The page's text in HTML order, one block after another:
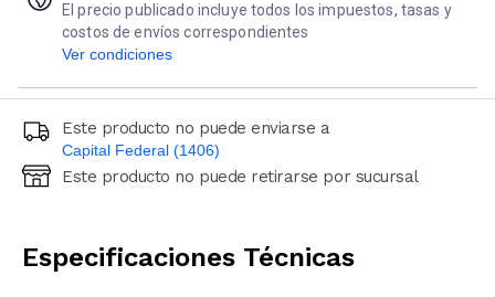
El precio publicado incluye todos los impuestos, tasas y
costos de envíos correspondientes
Ver condiciones
Este producto no puede enviarse a
Capital Federal (1406)
Ingresá código postal (sólo números)
Este producto no puede retirarse por sucursal
Especificaciones Técnicas